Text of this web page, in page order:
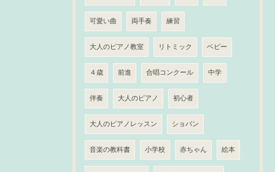
可愛い曲 両手奏 練習
大人のピアノ教室 リトミック ベビー
４歳 前進 合唱コンクール 中学
伴奏 大人のピアノ 初心者
大人のピアノレッスン ショパン
音楽の教科書 小学校 赤ちゃん 絵本